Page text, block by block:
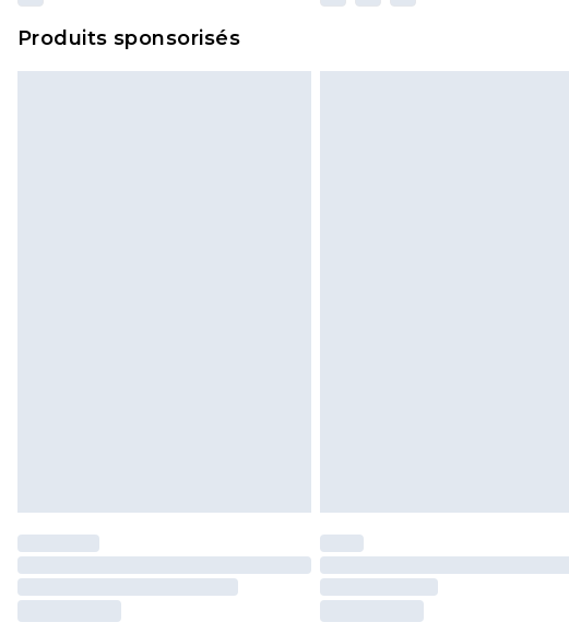
Produits sponsorisés